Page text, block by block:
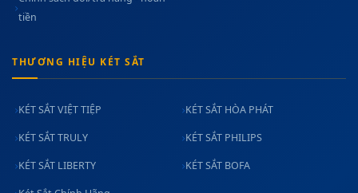
tiền
THƯƠNG HIỆU KÉT SẮT
KÉT SẮT VIỆT TIỆP KÉT SẮT HÒA PHÁT
KÉT SẮT TRULY KÉT SẮT PHILIPS
KÉT SẮT LIBERTY KÉT SẮT BOFA